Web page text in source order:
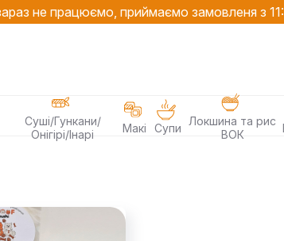
не працюємо, приймаємо замовленя з
Суші/Гункани/
Онігірі/Інарі
Макі Супи
Локшина та рис
ВОК